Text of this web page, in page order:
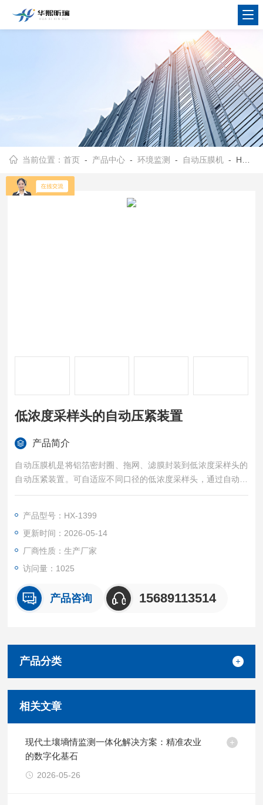
当前位置：首页 - 产品中心 -环境监测 - 自动压膜机 - HX-1399低浓度采样头的自动压紧装置
低浓度采样头的自动压紧装置
产品简介
自动压膜机是将铝箔密封圈、拖网、滤膜封装到低浓度采样头的
自动压紧装置。可自适应不同口径的低浓度采样头，通过自动压
合将铝箔圈、滤膜、拖网封装到低浓度采样头。自动化程度高、
产品型号：HX-1399
更新时间：2026-05-14
厂商性质：生产厂家
访问量：1025
产品咨询 15689113514
产品分类
相关文章
现代土壤墒情监测一体化解决方案：精准农业
的数字化基石
2026-05-26